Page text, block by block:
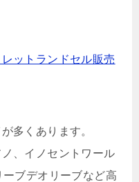
ットランドセル販売
多くあります。
、イノセントワール
ブデオリーブなど高